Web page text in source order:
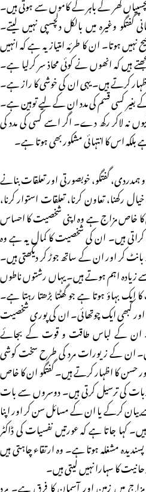
گھر کے باہر کے کاموں سے ہوتی ہیں۔
گفتگو وغیرہ میں بالکل دلچسپی نہیں لیتے۔
ہوتا۔ ان کا طرئہ امتیاز یہ ہے کہ انہیں
کہ انھوں نے کوئی محاذ سر کرلیا ہے۔
کرتے ہیں۔ یہی ان کی خوشی کا راز ہے۔
بغیر کسی قسم کی مدد ان کے لیے توہین ہے۔
نہ لاکر رکھ دے۔ اگر اسے کسی کی مدد کی
اس کا انتہائی مشکور بھی ہوتا ہے۔
گفتگو، خوبصورتی اور تعلقات بنانے
تعاون کرنا، تعلقات استوار کرنا،
کا خاص مزاج ہے وہ اپنی شخصیت کا احساس
ہیں۔ ان کی شخصیت کا کمال یہ ہے وہ
کر اور ان کے ساتھ جوڑ کر دیکھتی ہیں۔
اہم ہوتے ہیں۔ یہاں رشتوں ناطوں
بہاؤ ہوتا ہے جو گھٹتا بڑھتا رہتا ہے۔
اور کبھی ایک چوتھائی۔ ان کی پوری شخصیت
ان کے لباس طاقت و قوت کے بجائے
ان کے زیورات مرد کی طرح سخت کوشی
حسن کا اظہار کرتے ہیں۔ گفتگو ان کا خاص
کی ترسیل کرتی ہیں۔ دوسروں سے بات
کرکے یا ان کے مسائل سن کر اور اپنا
کہا جاتا ہے کہ عورتیں نفسیات کی ڈاکٹر
مشغلہ ہوتا ہے۔ وہ ارتقاء چاہتی ہیں
کا سہارا نہیں لیتی ہیں۔
میں زمین اور آسمان کا فرق ہے۔ مرد